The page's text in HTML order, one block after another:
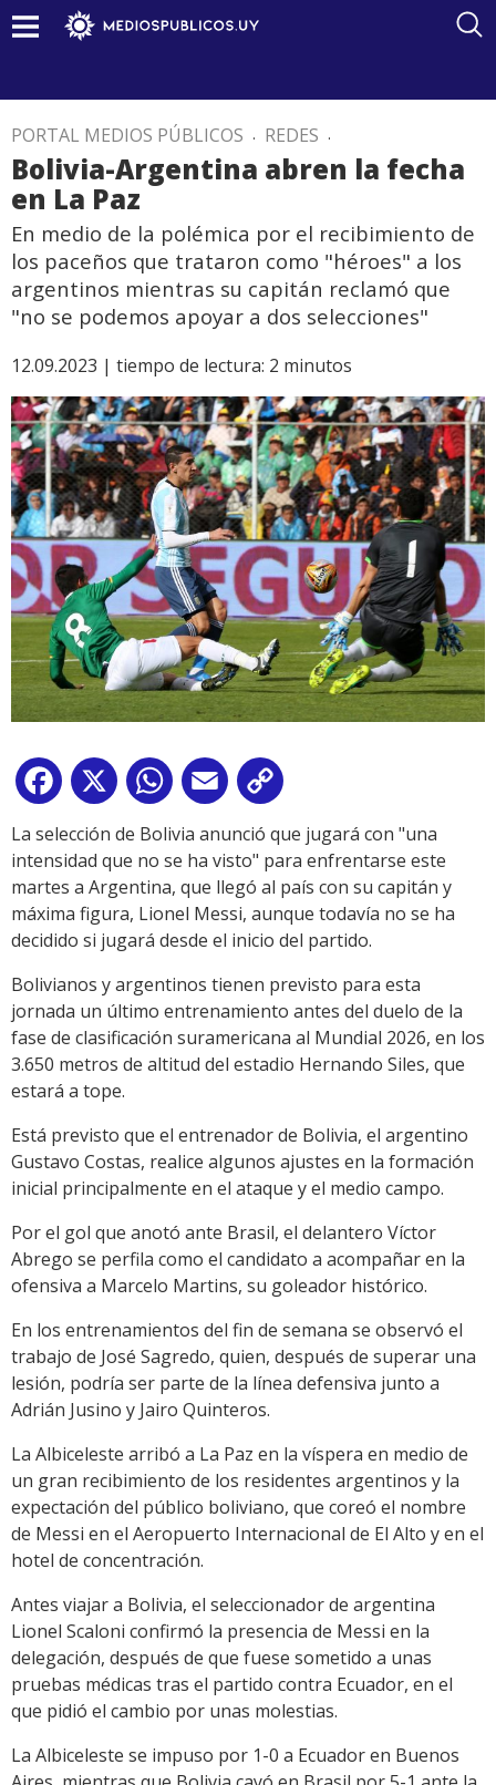
PORTAL MEDIOS PÚBLICOS . REDES .
Bolivia-Argentina abren la fecha
en La Paz
En medio de la polémica por el recibimiento de
los paceños que trataron como "héroes" a los
argentinos mientras su capitán reclamó que
"no se podemos apoyar a dos selecciones"
12.09.2023 | tiempo de lectura: 2 minutos
Facebook
X WhatsApp
Email
Link
La selección de Bolivia anunció que jugará con "una
intensidad que no se ha visto" para enfrentarse este
martes a Argentina, que llegó al país con su capitán y
máxima figura, Lionel Messi, aunque todavía no se ha
decidido si jugará desde el inicio del partido.
Bolivianos y argentinos tienen previsto para esta
jornada un último entrenamiento antes del duelo de la
fase de clasificación suramericana al Mundial 2026, en los
3.650 metros de altitud del estadio Hernando Siles, que
estará a tope.
Está previsto que el entrenador de Bolivia, el argentino
Gustavo Costas, realice algunos ajustes en la formación
inicial principalmente en el ataque y el medio campo.
Por el gol que anotó ante Brasil, el delantero Víctor
Abrego se perfila como el candidato a acompañar en la
ofensiva a Marcelo Martins, su goleador histórico.
En los entrenamientos del fin de semana se observó el
trabajo de José Sagredo, quien, después de superar una
lesión, podría ser parte de la línea defensiva junto a
Adrián Jusino y Jairo Quinteros.
La Albiceleste arribó a La Paz en la víspera en medio de
un gran recibimiento de los residentes argentinos y la
expectación del público boliviano, que coreó el nombre
de Messi en el Aeropuerto Internacional de El Alto y en el
hotel de concentración.
Antes viajar a Bolivia, el seleccionador de argentina
Lionel Scaloni confirmó la presencia de Messi en la
delegación, después de que fuese sometido a unas
pruebas médicas tras el partido contra Ecuador, en el
que pidió el cambio por unas molestias.
La Albiceleste se impuso por 1-0 a Ecuador en Buenos